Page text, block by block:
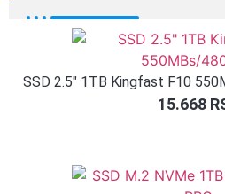
SSD 2.5″ 1TB Kingfast F10
15.668